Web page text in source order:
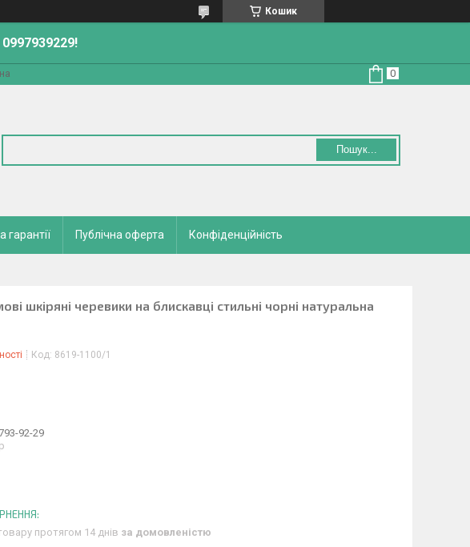
Кошик
Пошук...
гарантії Публічна оферта Конфіденційність
шкіряні черевики на блискавці стильні чорні натуральна
Код: 8619-1100/1
92-29
протягом 14 днів за домовленістю